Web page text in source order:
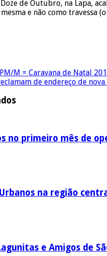
de Outubro, na Lapa,
e não como travessa
M = Caravana de Natal
de endereço de nova
no primeiro mês de
na região
e Amigos de